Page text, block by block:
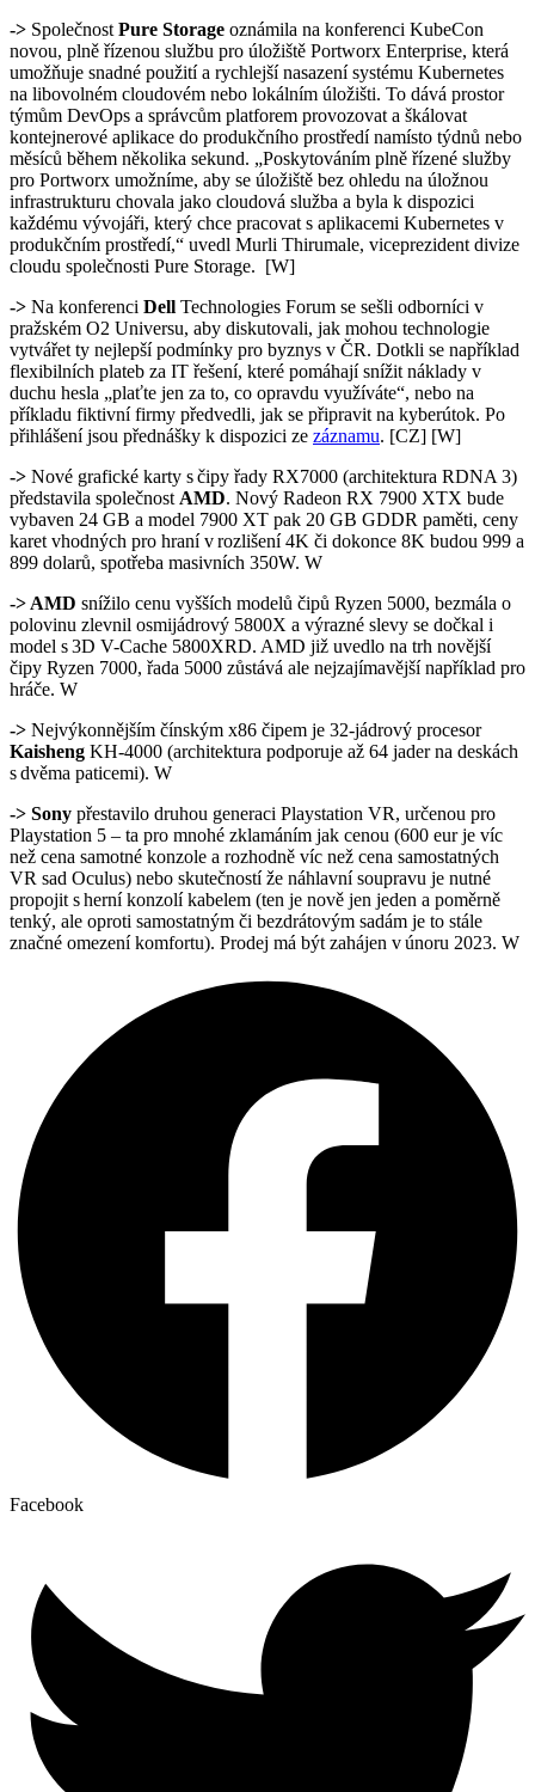
-> Společnost Pure Storage oznámila na konferenci KubeCon
novou, plně řízenou službu pro úložiště Portworx Enterprise, která
umožňuje snadné použití a rychlejší nasazení systému Kubernetes
na libovolném cloudovém nebo lokálním úložišti. To dává prostor
týmům DevOps a správcům platforem provozovat a škálovat
kontejnerové aplikace do produkčního prostředí namísto týdnů nebo
měsíců během několika sekund. „Poskytováním plně řízené služby
pro Portworx umožníme, aby se úložiště bez ohledu na úložnou
infrastrukturu chovala jako cloudová služba a byla k dispozici
každému vývojáři, který chce pracovat s aplikacemi Kubernetes v
produkčním prostředí,“ uvedl Murli Thirumale, viceprezident divize
cloudu společnosti Pure Storage. [W]
-> Na konferenci Dell Technologies Forum se sešli odborníci v
pražském O2 Universu, aby diskutovali, jak mohou technologie
vytvářet ty nejlepší podmínky pro byznys v ČR. Dotkli se například
flexibilních plateb za IT řešení, které pomáhají snížit náklady v
duchu hesla „plaťte jen za to, co opravdu využíváte“, nebo na
příkladu fiktivní firmy předvedli, jak se připravit na kyberútok. Po
přihlášení jsou přednášky k dispozici ze záznamu. [CZ] [W]
-> Nové grafické karty s čipy řady RX7000 (architektura RDNA 3)
představila společnost AMD. Nový Radeon RX 7900 XTX bude
vybaven 24 GB a model 7900 XT pak 20 GB GDDR paměti, ceny
karet vhodných pro hraní v rozlišení 4K či dokonce 8K budou 999 a
899 dolarů, spotřeba masivních 350W. W
-> AMD snížilo cenu vyšších modelů čipů Ryzen 5000, bezmála o
polovinu zlevnil osmijádrový 5800X a výrazné slevy se dočkal i
model s 3D V-Cache 5800XRD. AMD již uvedlo na trh novější
čipy Ryzen 7000, řada 5000 zůstává ale nejzajímavější například pro
hráče. W
-> Nejvýkonnějším čínským x86 čipem je 32-jádrový procesor
Kaisheng KH-4000 (architektura podporuje až 64 jader na deskách
s dvěma paticemi). W
-> Sony přestavilo druhou generaci Playstation VR, určenou pro
Playstation 5 – ta pro mnohé zklamáním jak cenou (600 eur je víc
než cena samotné konzole a rozhodně víc než cena samostatných
VR sad Oculus) nebo skutečností že náhlavní soupravu je nutné
propojit s herní konzolí kabelem (ten je nově jen jeden a poměrně
tenký, ale oproti samostatným či bezdrátovým sadám je to stále
značné omezení komfortu). Prodej má být zahájen v únoru 2023. W
Facebook